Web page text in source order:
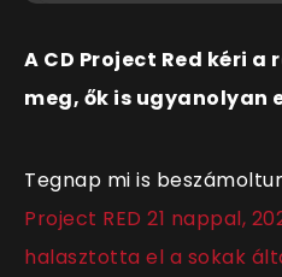
A CD Project Red kéri
meg, ők is ugyanolyan
Tegnap mi is
Project RED 21 nappal,
halasztotta el a sokak